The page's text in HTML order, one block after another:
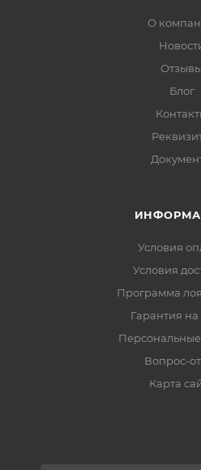
О
Отзывы
Блог
Условия
Условия
Программа
Гарантия на
Вопрос-
Карта